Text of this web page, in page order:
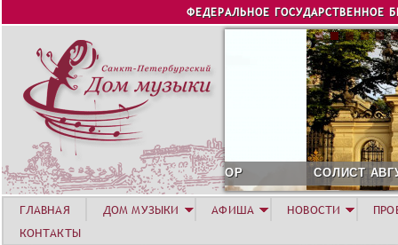
Jump to navigation
ФЕДЕРАЛЬНОЕ ГОСУДАРСТВЕННОЕ
СОЛИСТ АВГУСТА 2026 -
ГЛАВНАЯ ДОМ МУЗЫКИ АФИША НОВОСТИ
КОНТАКТЫ